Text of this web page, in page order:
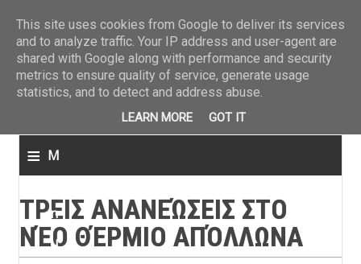
≡ M
n
u
ΤΡΕΙΣ ΑΝΑΝΕΏΣΕΙΣ ΣΤΟ
ΝΈΟ ΘΈΡΜΙΟ ΑΠΌΛΛΩΝΑ
This site uses cookies from Google to deliver its services
and to analyze traffic. Your IP address and user-agent are
shared with Google along with performance and security
metrics to ensure quality of service, generate usage
statistics, and to detect and address abuse.
LEARN MORE GOT IT